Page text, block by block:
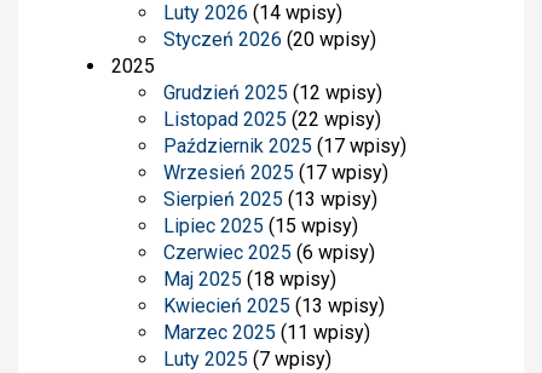
Luty 2026 (14 wpisy)
Styczeń 2026 (20 wpisy)
2025
Grudzień 2025 (12 wpisy)
Listopad 2025 (22 wpisy)
Październik 2025 (17 wpisy)
Wrzesień 2025 (17 wpisy)
Sierpień 2025 (13 wpisy)
Lipiec 2025 (15 wpisy)
Czerwiec 2025 (6 wpisy)
Maj 2025 (18 wpisy)
Kwiecień 2025 (13 wpisy)
Marzec 2025 (11 wpisy)
Luty 2025 (7 wpisy)